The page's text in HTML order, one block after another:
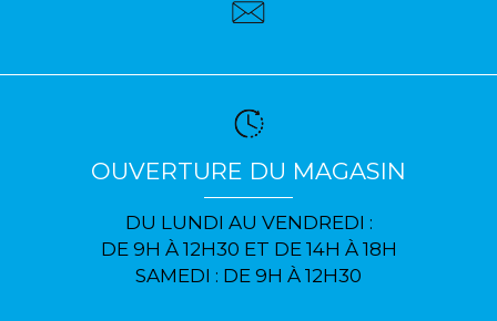
OUVERTURE DU MAGASIN
DU LUNDI AU VENDREDI :
DE 9H À 12H30 ET DE 14H À 18H
SAMEDI : DE 9H À 12H30